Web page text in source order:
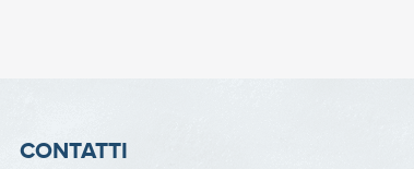
CONTATTI